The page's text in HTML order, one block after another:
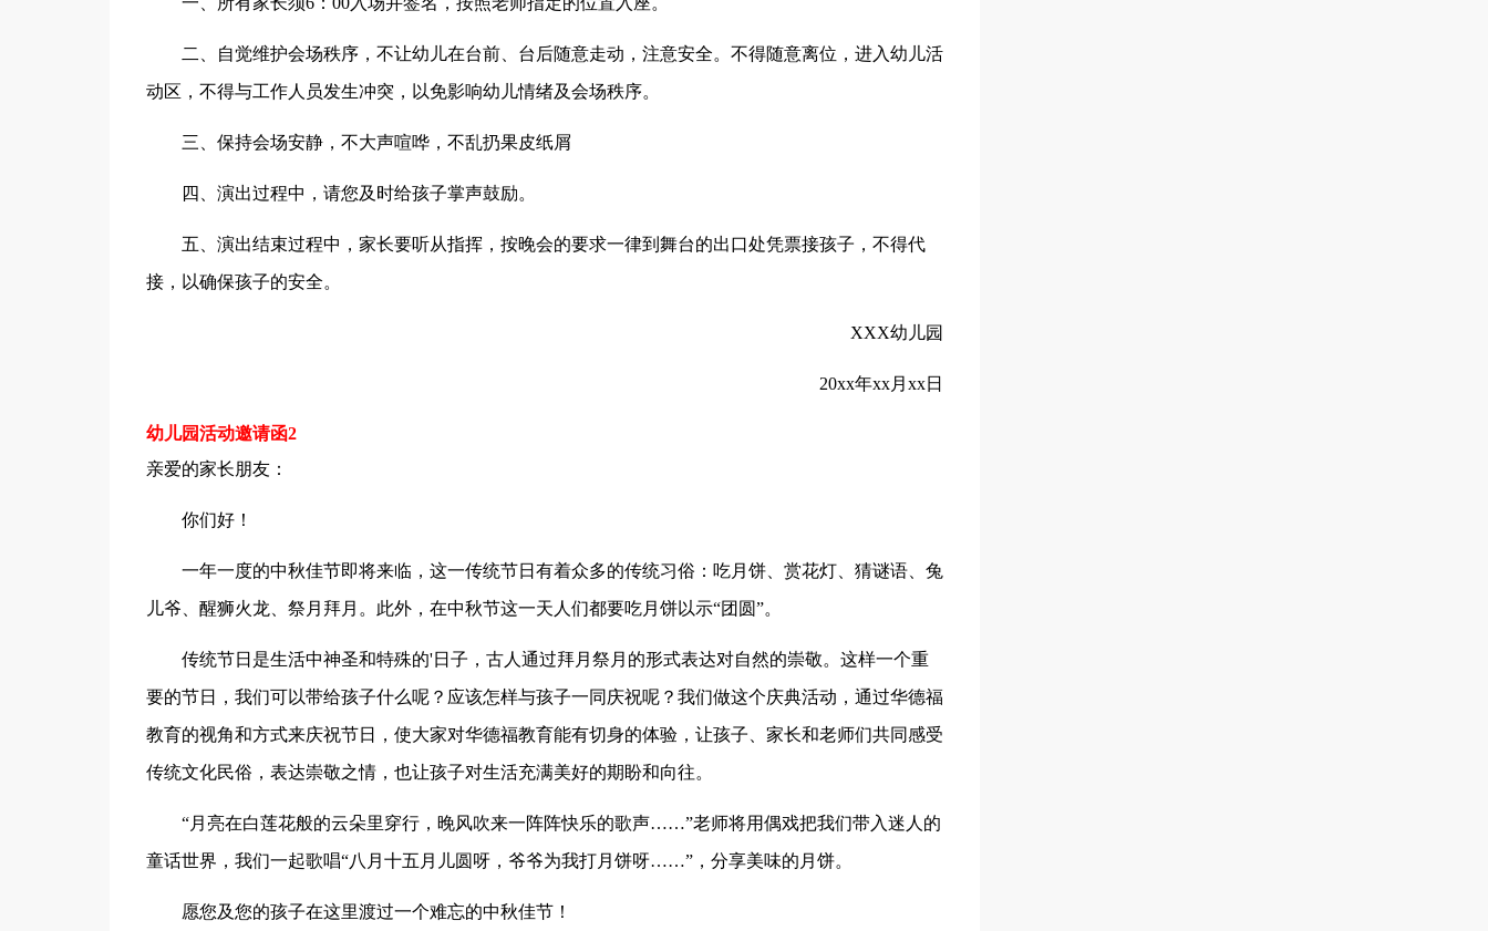
二、自觉维护会场秩序，不让幼儿在台前、台后随意走动，注意安全。不得随意离位，进入幼儿活
动区，不得与工作人员发生冲突，以免影响幼儿情绪及会场秩序。
三、保持会场安静，不大声喧哗，不乱扔果皮纸屑
四、演出过程中，请您及时给孩子掌声鼓励。
五、演出结束过程中，家长要听从指挥，按晚会的要求一律到舞台的出口处凭票接孩子，不得代
接，以确保孩子的安全。
XXX幼儿园
20xx年xx月xx日
幼儿园活动邀请函2
亲爱的家长朋友：
你们好！
一年一度的中秋佳节即将来临，这一传统节日有着众多的传统习俗：吃月饼、赏花灯、猜谜语、兔
儿爷、醒狮火龙、祭月拜月。此外，在中秋节这一天人们都要吃月饼以示“团圆”。
传统节日是生活中神圣和特殊的'日子，古人通过拜月祭月的形式表达对自然的崇敬。这样一个重
要的节日，我们可以带给孩子什么呢？应该怎样与孩子一同庆祝呢？我们做这个庆典活动，通过华德福
教育的视角和方式来庆祝节日，使大家对华德福教育能有切身的体验，让孩子、家长和老师们共同感受
传统文化民俗，表达崇敬之情，也让孩子对生活充满美好的期盼和向往。
“月亮在白莲花般的云朵里穿行，晚风吹来一阵阵快乐的歌声……”老师将用偶戏把我们带入迷人的
童话世界，我们一起歌唱“八月十五月儿圆呀，爷爷为我打月饼呀……”，分享美味的月饼。
愿您及您的孩子在这里渡过一个难忘的中秋佳节！